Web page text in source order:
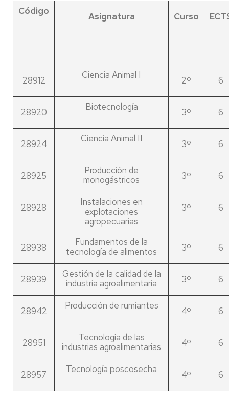
Código Asignatura Curso
28912 Ciencia Animal I 2º 6
28920 Biotecnología 3º 6
28924 Ciencia Animal II 3º 6
28925
Producción de
monogástricos
3º 6
28928
Instalaciones en
explotaciones
agropecuarias
3º 6
28938
Fundamentos de la
tecnología de alimentos
3º 6
28939
Gestión de la calidad de la
industria agroalimentaria
3º 6
28942 Producción de rumiantes 4º 6
28951
Tecnología de las
industrias agroalimentarias
4º 6
28957 Tecnología poscosecha 4º 6